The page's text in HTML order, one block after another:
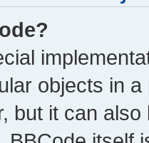
objects in
but it can